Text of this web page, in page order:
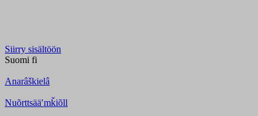
Siirry sisältöön
Suomi fi
Anarâškielâ
Nuõrttsääʹmǩiõll